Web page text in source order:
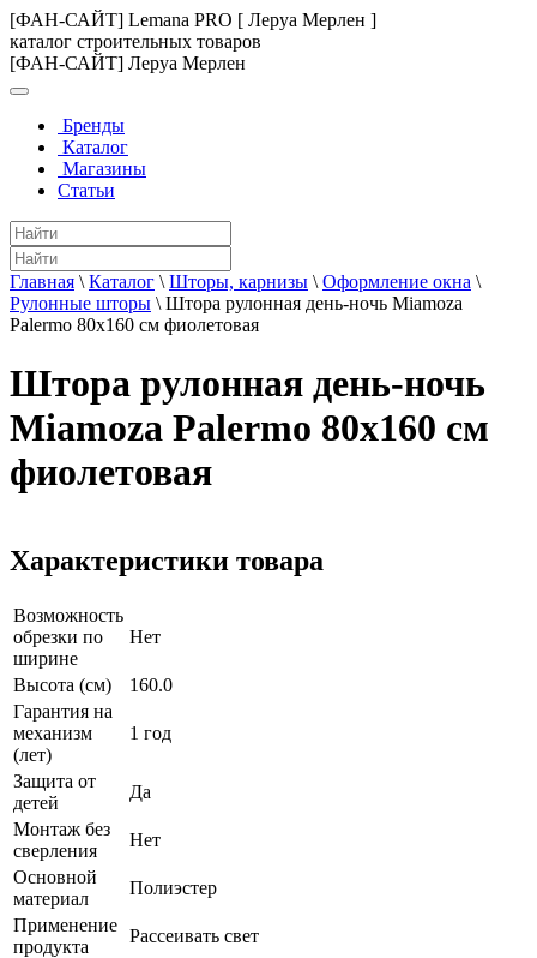
[ФАН-САЙТ] Lemana PRO [ Леруа Мерлен ]
каталог строительных товаров
[ФАН-САЙТ] Леруа Мерлен
Бренды
Каталог
Магазины
Статьи
Главная \ Каталог \ Шторы, карнизы \ Оформление окна \
Рулонные шторы \ Штора рулонная день-ночь Miamoza
Palermo 80x160 см фиолетовая
Штора рулонная день-ночь
Miamoza Palermo 80x160 см
фиолетовая
Характеристики товара
Возможность
обрезки по
ширине
Нет
Высота (см)
160.0
Гарантия на
механизм
(лет)
1 год
Защита от
детей
Да
Монтаж без
сверления
Нет
Основной
материал
Полиэстер
Применение
продукта
Рассеивать свет